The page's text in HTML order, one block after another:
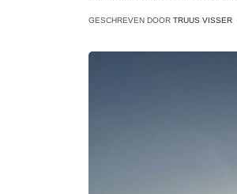
GESCHREVEN DOOR TRUUS VISSER